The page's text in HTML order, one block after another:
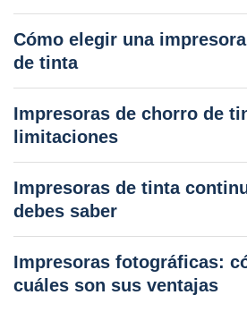
Cómo elegir una
de tinta
Impresoras de chorro de
limitaciones
Impresoras de tinta
debes saber
Impresoras fotográficas:
cuáles son sus ventajas